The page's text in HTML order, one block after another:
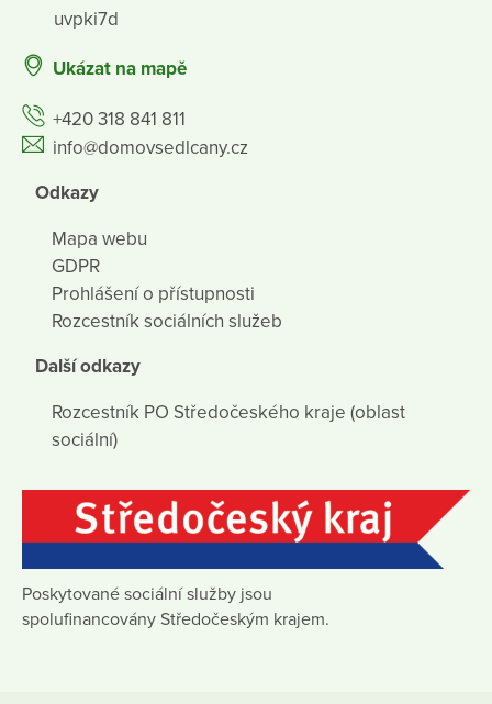
uvpki7d
Ukázat na mapě
+420 318 841 811
info@domovsedlcany.cz
Odkazy
Mapa webu
GDPR
Prohlášení o přístupnosti
Rozcestník sociálních služeb
Další odkazy
Rozcestník PO Středočeského kraje (oblast
sociální)
Poskytované sociální služby jsou
spolufinancovány Středočeským krajem.